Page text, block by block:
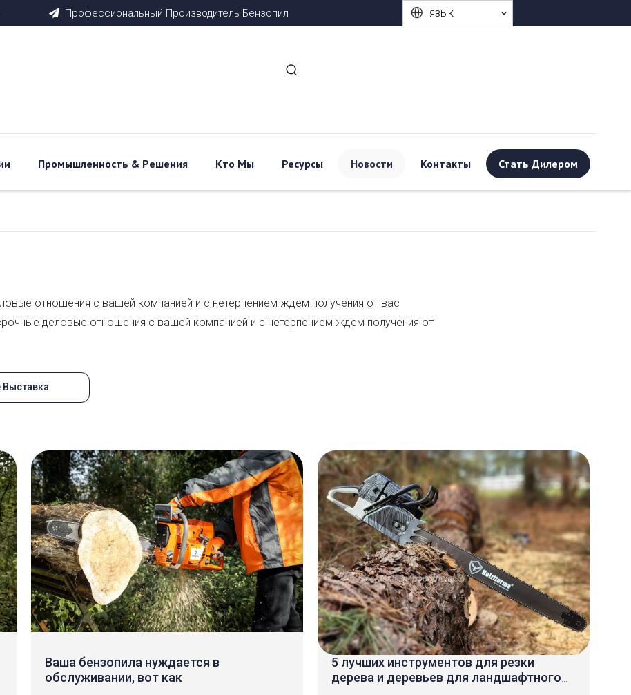
Профессиональный Производитель Бензопил язык
Промышленность & Pешения Кто Мы Ресурсы Новости Контакты Стать Дилером
отношения с вашей компанией и с нетерпением ждем получения от вас
деловые отношения с вашей компанией и с нетерпением ждем получения от
Выставка
Ваша бензопила нуждается в
обслуживании, вот как
5 лучших инструментов для резки
дерева и деревьев для ландшафтного